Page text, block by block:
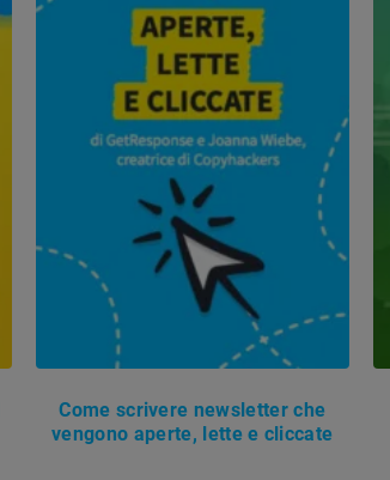
Come scrivere newsletter che
vengono aperte, lette e cliccate